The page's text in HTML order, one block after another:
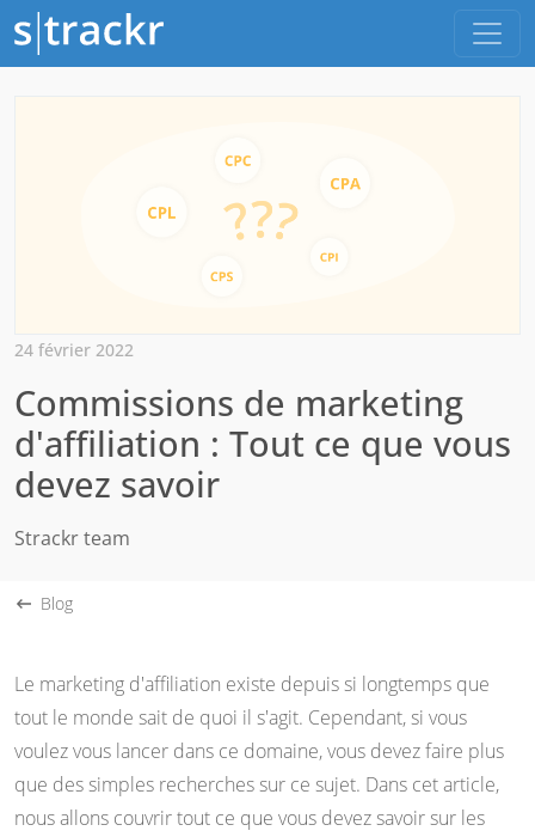
24 février 2022
Commissions de marketing
d'affiliation : Tout ce que vous
devez savoir
Strackr team
Blog
Le marketing d'affiliation existe depuis si longtemps que
tout le monde sait de quoi il s'agit. Cependant, si vous
voulez vous lancer dans ce domaine, vous devez faire plus
que des simples recherches sur ce sujet. Dans cet article,
nous allons couvrir tout ce que vous devez savoir sur les